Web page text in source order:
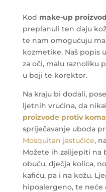
Kod make-up
preplanuli ten daju
te nam omogućuju
kozmetike. Naš popis
za oči, malu raznoliku
u boji te korektor.
Na kraju bi dodali,
ljetnih vrućina, da
proizvode protiv
spriječavanje uboda
Mosquitan jastučiće,
Možete ih zalijepiti na
obuću, dječja kolica,
kafiću, pa i na kožu.
hipoalergeno, te